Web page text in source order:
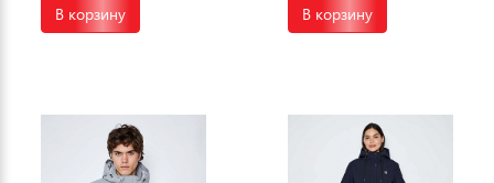
В корзину В корзину